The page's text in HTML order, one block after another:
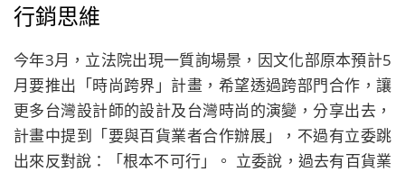
行銷思維
今年3月，立法院出現一質詢場景，因文化部原本預計5
月要推出「時尚跨界」計畫，希望透過跨部門合作，讓
更多台灣設計師的設計及台灣時尚的演變，分享出去，
計畫中提到「要與百貨業者合作辦展」，不過有立委跳
出來反對說：「根本不可行」。 立委說，過去有百貨業